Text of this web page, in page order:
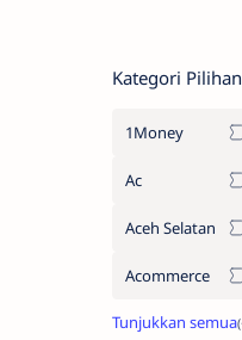
Kategori Pilihan
1Money
Ac
Aceh Selatan
Acommerce